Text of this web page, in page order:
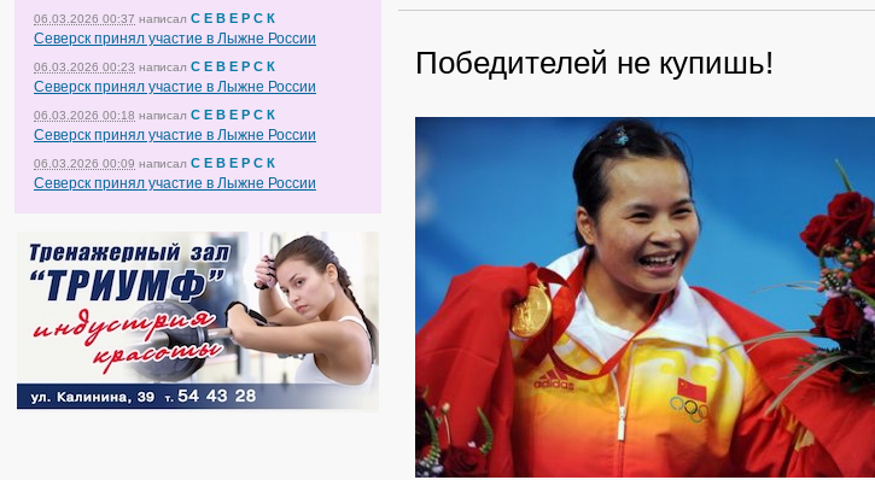
06.03.2026 00:37 написал С Е В Е Р С К
Северск принял участие в Лыжне России
06.03.2026 00:23 написал С Е В Е Р С К
Северск принял участие в Лыжне России
06.03.2026 00:18 написал С Е В Е Р С К
Северск принял участие в Лыжне России
06.03.2026 00:09 написал С Е В Е Р С К
Северск принял участие в Лыжне России
Победителей не купишь!